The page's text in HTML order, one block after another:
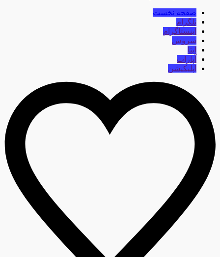
صفحه نخست
تلگرام
اینستاگرام
سروش
ایتا
آپارات
اپلیکیشن